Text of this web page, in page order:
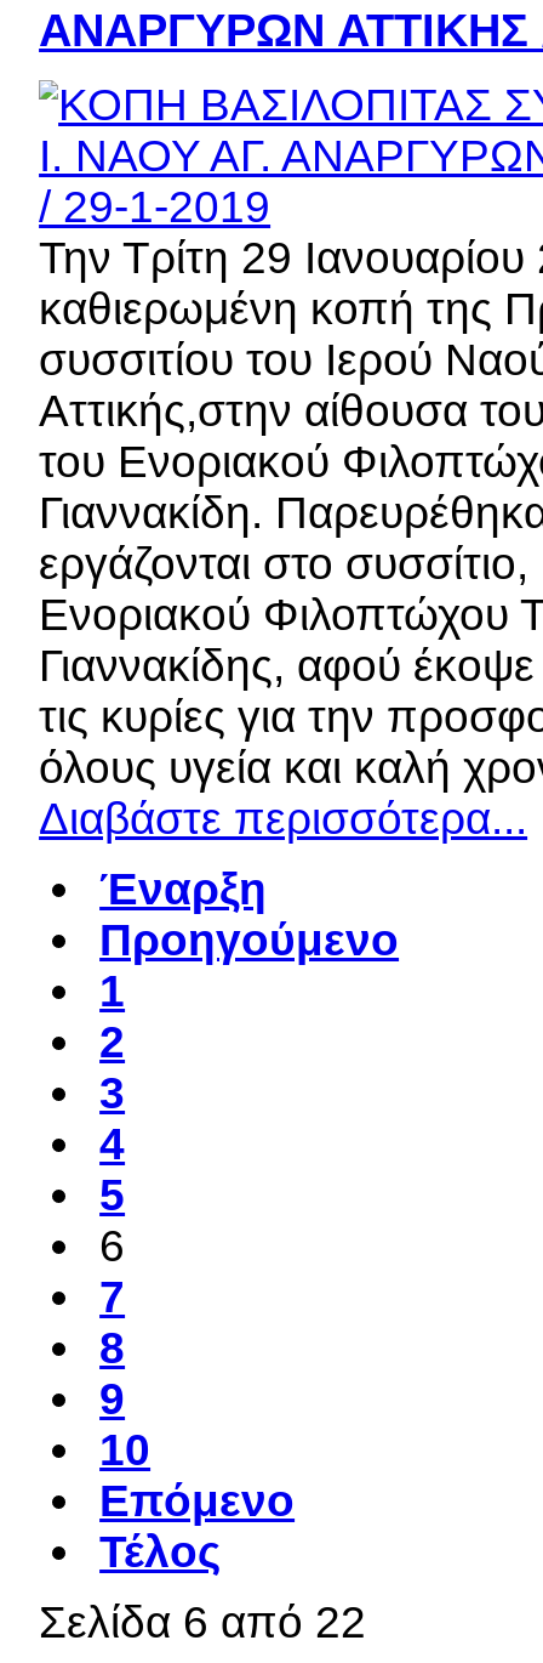
ΑΝΑΡΓΥΡΩΝ ΑΤΤΙΚΗΣ
Την Τρίτη 29
καθιερωμένη κοπή της
συσσιτίου του Ιερού
Αττικής,στην αίθουσα
του Ενοριακού
Γιαννακίδη.
εργάζονται στο
Ενοριακού Φιλοπτώχου
Γιαννακίδης, αφού
τις κυρίες για την
όλους υγεία και καλή
Διαβάστε περισσότερα...
Έναρξη
Προηγούμενο
1
2
3
4
5
6
7
8
9
10
Επόμενο
Τέλος
Σελίδα 6 από 22